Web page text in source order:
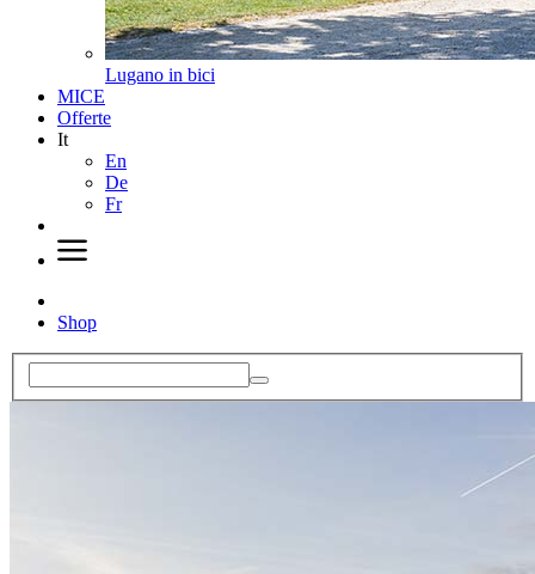
Lugano in bici
MICE
Offerte
It
En
De
Fr
Shop